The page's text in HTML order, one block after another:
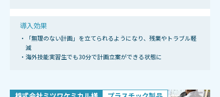
導入効果
・「無理のない計画」を立てられるようになり、残業やトラブル軽
減
・海外技能実習生でも30分で計画立案ができる状態に